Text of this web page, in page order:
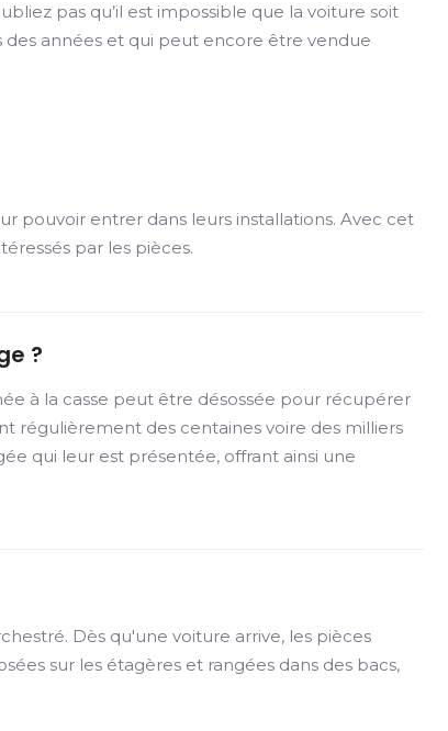
pas qu’il est impossible que la voiture soit
des années et qui peut encore être vendue
pouvoir entrer dans leurs installations. Avec cet
par les pièces.
?
à la casse peut être désossée pour récupérer
régulièrement des centaines voire des milliers
qui leur est présentée, offrant ainsi une
Dès qu'une voiture arrive, les pièces
sur les étagères et rangées dans des bacs,